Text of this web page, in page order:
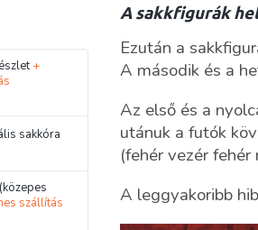
+
sakkóra
szállítás
A sakkfigurák
Ezután a
A második és a
Az első és a
utánuk a futók
(fehér vezér
A leggyakoribb